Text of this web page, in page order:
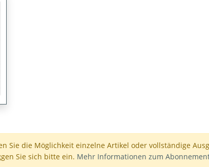
Sie die Möglichkeit einzelne Artikel oder vollständige
Sie sich bitte ein. Mehr Informationen zum